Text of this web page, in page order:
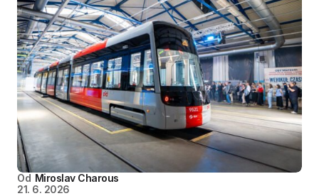
Od Miroslav Charous
21. 6. 2026